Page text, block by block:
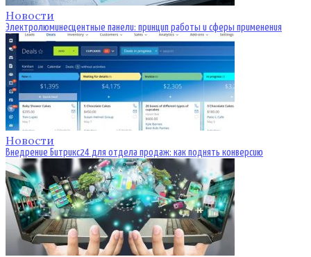
Новости
Электролюминесцентные панели: принцип работы и сферы применения
Новости
Внедрение Битрикс24 для отдела продаж: как поднять конверсию